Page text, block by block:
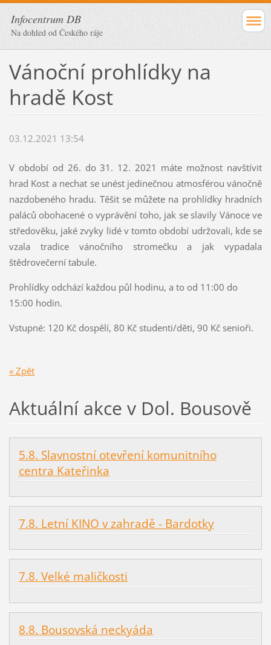
Infocentrum DB
Na dohled od Českého ráje
Vánoční prohlídky na
hradě Kost
03.12.2021 13:54
V období od 26. do 31. 12. 2021 máte možnost navštívit
hrad Kost a nechat se unést jedinečnou atmosférou vánočně
nazdobeného hradu. Těšit se můžete na prohlídky hradních
paláců obohacené o vyprávění toho, jak se slavily Vánoce ve
středověku, jaké zvyky lidé v tomto období udržovali, kde se
vzala tradice vánočního stromečku a jak vypadala
štědrovečerní tabule.
Prohlídky odchází každou půl hodinu, a to od 11:00 do
15:00 hodin.
Vstupné: 120 Kč dospělí, 80 Kč studenti/děti, 90 Kč senioři.
« Zpět
Aktuální akce v Dol. Bousově
5.8. Slavnostní otevření komunitního
centra Kateřinka
7.8. Letní KINO v zahradě - Bardotky
7.8. Velké maličkosti
8.8. Bousovská neckyáda